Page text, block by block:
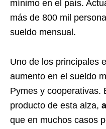
mínimo en el país.
más de 800 mil
sueldo mensual.
Uno de los principales
aumento en el sueldo
Pymes y cooperativas.
producto de esta alza,
que en muchos casos